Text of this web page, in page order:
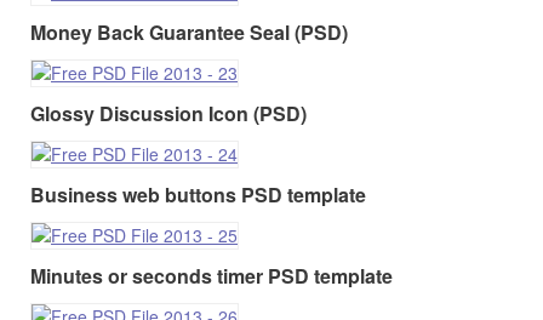
Money Back Guarantee Seal (PSD)
Glossy Discussion Icon (PSD)
Business web buttons PSD template
Minutes or seconds timer PSD template